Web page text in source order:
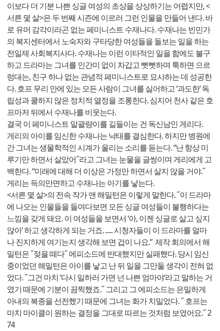
이보다 더 기분 나쁜 싱글 여성의 초상을 상상하기는 어렵지만, <
서른 몇 살>은 두 번째 시즌에 이르러 그런 인물을 만들어 낸다. 바
로 유머 감각이라곤 없는 페미니스트 수재나다. 수재나는 빈민가
의 복지센터에서 노숙자와 구타당한 여성들을 돌보는 일을 하는
전일제 사회복지사다. 수재나는 이런 이타적인 일을 함에도 불구
하고 드라마는 그녀를 인간미 없이 차갑고 뻣뻣하며 툭하면 으르
렁대는, 친구 하나 없는 관념적 페미니스트로 묘사하는 데 성공한
다. 호프 무리 안에 있는 모든 사람이 그녀를 싫어하고 ‘과도한‘ 독
립성과 쿨하지 않은 정치적 열정을 조롱한다. 심지어 천사 같은 호
프마저 뒤에서 수재나를 비웃는다.
결국 이 페미니스트 말괄량이를 길들이는 건 독신남인 게리다.
게리의 아이를 임신한 수재나는 낙태를 결심한다. 하지만 병원에
간 그녀는 생물학적인 시계가 울리는 소리를 듣는다. “난 항상 미
루기만 하면서 살았어˝라고 그녀는 눈물을 글썽이며 게리에게 고
백한다. “미래에 대해 더 이상은 가정만 하면서 살지 않을 거야.˝
게리는 득의만면하고 수재나는 아기를 낳는다.
<서른 몇 살>의 전속 작가 앤 해밀턴은 이렇게 말한다. ˝이 드라마
에 나오는 인물들을 들여다보면 모든 싱글 여성들이 불행하다는
느낌을 갖게 돼요. 이 여성들을 보면서 ‘아, 이젠 싱글로 살고 싶지
않아‘ 하고 생각하게 되는 거죠. ..... 시청자들이 이 드라마를 얼마
나 진지하게 여기는지 생각해 보면 겁이 나요.” 제작 회의에서 해
밀턴은 ˝젖을 떼다˝ 에피소드에 반대했지만 실패했다. 당시 임신
중이었던 해밀턴은 아이를 낳고 난 뒤 일을 그만둘 생각이 전혀 없
었다. ˝그건 마치 ‘다시 일하러 가면 넌 나쁜 엄마야‘라고 말하는 거
였기 때문에 기분이 끔찍했죠.˝ 그리고 그 에피소드는 은밀하게
아내의 복종을 선전했기 때문에 그녀는 화가 치밀었다. ˝ 호프는
마치 마이클이 원하는 결정을 그대로 따르는 것처럼 보였어요.˝ 2
74